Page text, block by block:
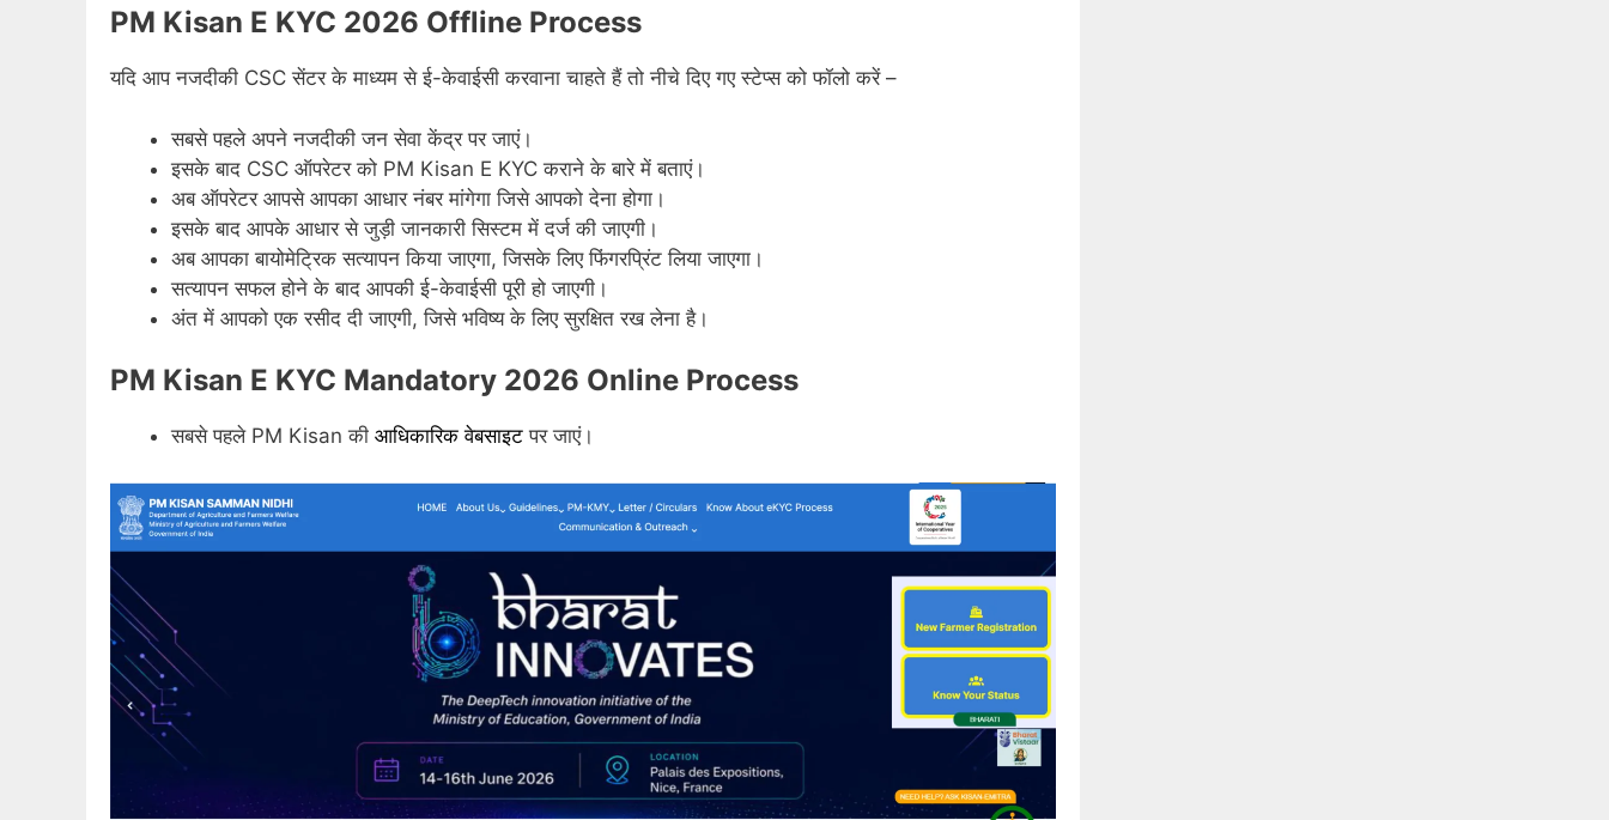
PM Kisan E KYC 2026 Offline Process
यदि आप नजदीकी CSC सेंटर के माध्यम से ई-केवाईसी करवाना चाहते हैं तो नीचे दिए गए स्टेप्स को फॉलो करें –
सबसे पहले अपने नजदीकी जन सेवा केंद्र पर जाएं।
इसके बाद CSC ऑपरेटर को PM Kisan E KYC कराने के बारे में बताएं।
अब ऑपरेटर आपसे आपका आधार नंबर मांगेगा जिसे आपको देना होगा।
इसके बाद आपके आधार से जुड़ी जानकारी सिस्टम में दर्ज की जाएगी।
अब आपका बायोमेट्रिक सत्यापन किया जाएगा, जिसके लिए फिंगरप्रिंट लिया जाएगा।
सत्यापन सफल होने के बाद आपकी ई-केवाईसी पूरी हो जाएगी।
अंत में आपको एक रसीद दी जाएगी, जिसे भविष्य के लिए सुरक्षित रख लेना है।
PM Kisan E KYC Mandatory 2026 Online Process
सबसे पहले PM Kisan की आधिकारिक वेबसाइट पर जाएं।